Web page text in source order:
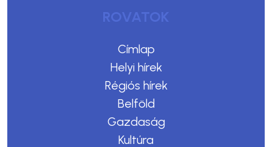
ROVATOK
Címlap
Helyi hírek
Régiós hírek
Belföld
Gazdaság
Kultúra